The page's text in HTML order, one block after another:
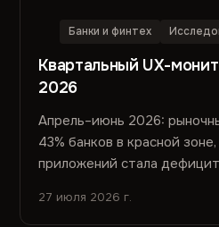
Банки и финтех
Квартальный UX-
2026
Апрель–июнь 2026:
43% банков в красной
приложений стала
27 июля 2026 г.